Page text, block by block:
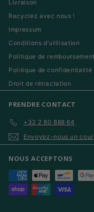
Livraison
Recyclez avec nous !
Impressum
Conditions d'utilisation
Politique de remboursement
Politique de confidentialité
Droit de rétractation
PRENDRE CONTACT
+32 2 80 888 64
Envoyez-nous un
NOUS ACCEPTONS